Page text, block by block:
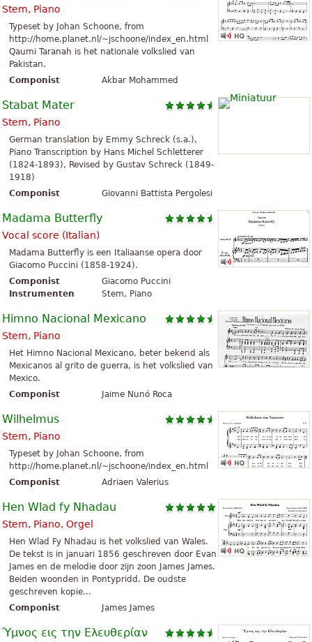
Stem, Piano
Typeset by Johan Schoone, from
http://home.planet.nl/~jschoone/index_en.html
Qaumi Taranah is het nationale volkslied van
Pakistan.
Componist
Akbar Mohammed
Stabat Mater
Stem, Piano
German translation by Emmy Schreck (s.a.),
Piano Transcription by Hans Michel Schletterer
(1824-1893), Revised by Gustav Schreck (1849-
1918)
Componist
Giovanni Battista Pergolesi
Madama Butterfly
Vocal score (Italian)
Madama Butterfly is een Italiaanse opera door
Giacomo Puccini (1858-1924).
Componist
Giacomo Puccini
Instrumenten
Stem, Piano
Himno Nacional Mexicano
Stem, Piano
Het Himno Nacional Mexicano, beter bekend als
Mexicanos al grito de guerra, is het volkslied van
Mexico.
Componist
Jaime Nunó Roca
Wilhelmus
Stem, Piano
Typeset by Johan Schoone, from
http://home.planet.nl/~jschoone/index_en.html
Componist
Adriaen Valerius
Hen Wlad fy Nhadau
Stem, Piano, Orgel
Hen Wlad Fy Nhadau is het volkslied van Wales.
De tekst is in januari 1856 geschreven door Evan
James en de melodie door zijn zoon James James.
Beiden woonden in Pontypridd. De oudste
geschreven kopie...
Componist
James James
Ύμνος εις την Ελευθερίαν